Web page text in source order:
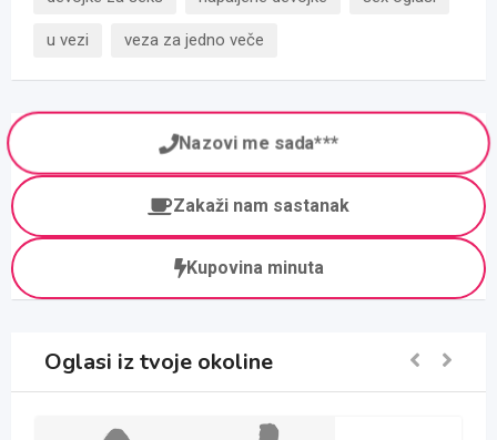
u vezi veza za jedno veče
Nazovi me sada***
Zakaži nam sastanak
Kupovina minuta
Oglasi iz tvoje okoline